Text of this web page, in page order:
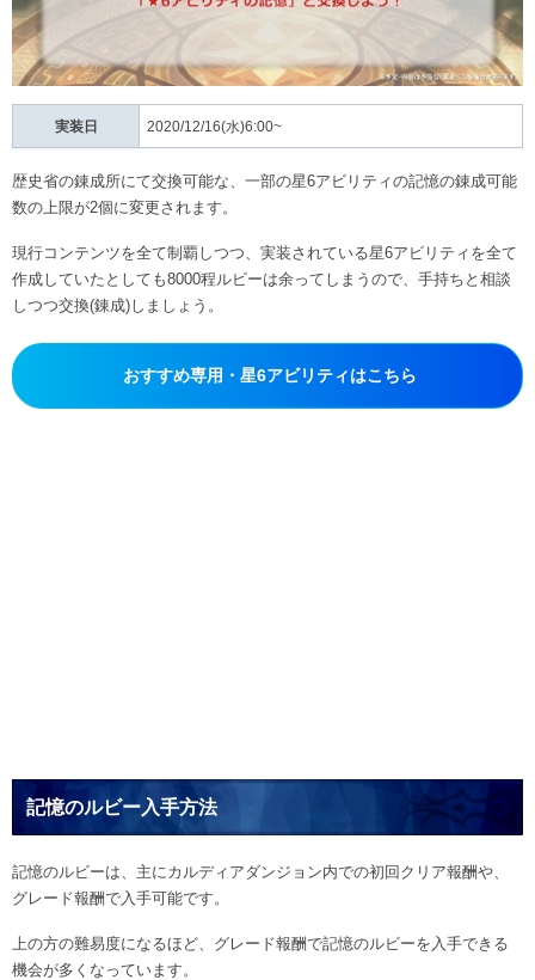
実装日 2020/12/16(水)6:00~
歴史省の錬成所にて交換可能な、一部の星6アビリティの記憶の錬成可能
数の上限が2個に変更されます。
現行コンテンツを全て制覇しつつ、実装されている星6アビリティを全て
作成していたとしても8000程ルビーは余ってしまうので、手持ちと相談
しつつ交換(錬成)しましょう。
おすすめ専用・星6アビリティはこちら
記憶のルビー入手方法
記憶のルビーは、主にカルディアダンジョン内での初回クリア報酬や、
グレード報酬で入手可能です。
上の方の難易度になるほど、グレード報酬で記憶のルビーを入手できる
機会が多くなっています。